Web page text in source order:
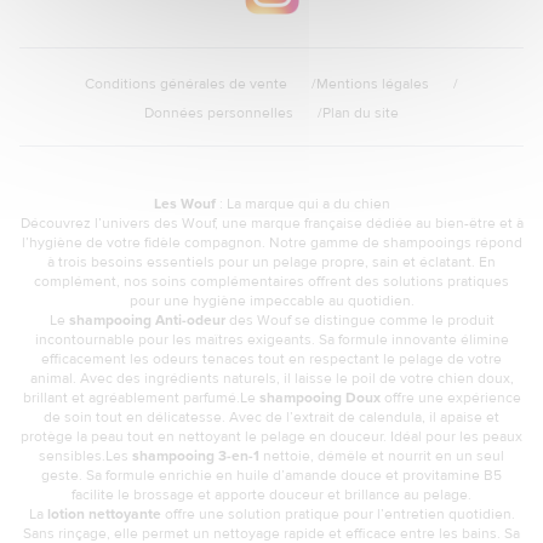
Conditions générales de vente
Mentions légales
Données personnelles
Plan du site
Les Wouf: La marque qui a du chien
Découvrez l’univers des Wouf, une marque française dédiée au bien-être et à
l’hygiène de votre fidèle compagnon. Notre gamme de shampooings répond
à trois besoins essentiels pour un pelage propre, sain et éclatant. En
complément, nos soins complémentaires offrent des solutions pratiques
pour une hygiène impeccable au quotidien.
Le shampooing Anti-odeurdes Wouf se distingue comme le produit
incontournable pour les maîtres exigeants. Sa formule innovante élimine
efficacement les odeurs tenaces tout en respectant le pelage de votre
animal. Avec des ingrédients naturels, il laisse le poil de votre chien doux,
brillant et agréablement parfumé.Le shampooing Douxoffre une expérience
de soin tout en délicatesse. Avec de l’extrait de calendula, il apaise et
protège la peau tout en nettoyant le pelage en douceur. Idéal pour les peaux
sensibles.Les shampooing 3-en-1 nettoie, démêle et nourrit en un seul
geste. Sa formule enrichie en huile d’amande douce et provitamine B5
facilite le brossage et apporte douceur et brillance au pelage.
La lotion nettoyante offre une solution pratique pour l’entretien quotidien.
Sans rinçage, elle permet un nettoyage rapide et efficace entre les bains. Sa